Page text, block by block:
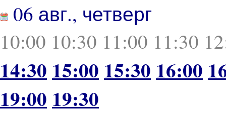
06 авг., четверг
10:00 10:30 11:00 11:30
14:30 15:00 15:30 16:00
19:00 19:30